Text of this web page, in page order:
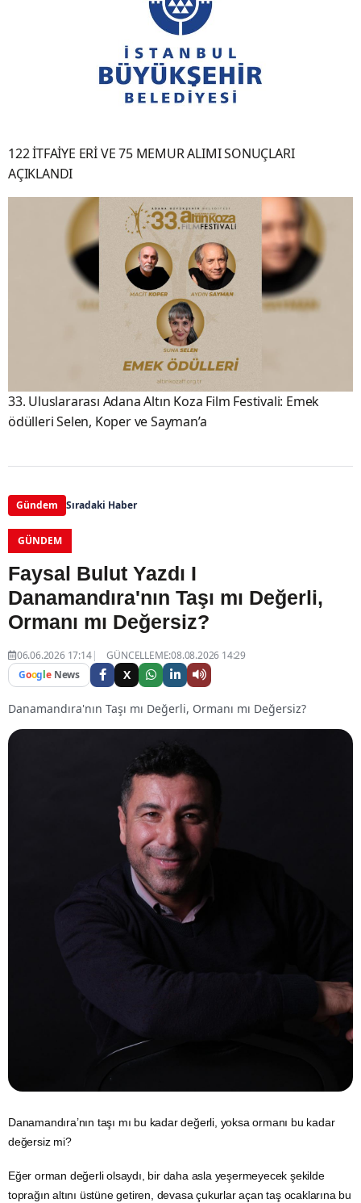
122 İTFAİYE ERİ VE 75 MEMUR ALIMI SONUÇLARI
AÇIKLANDI
33. Uluslararası Adana Altın Koza Film Festivali: Emek
ödülleri Selen, Koper ve Sayman’a
Gündem Sıradaki Haber
GÜNDEM
Faysal Bulut Yazdı I
Danamandıra'nın Taşı mı Değerli,
Ormanı mı Değersiz?
06.06.2026 17:14
GÜNCELLEME:08.08.2026 14:29
Google News X
Danamandıra'nın Taşı mı Değerli, Ormanı mı Değersiz?
Danamandıra’nın taşı mı bu kadar değerli, yoksa ormanı bu kadar
değersiz mi?
Eğer orman değerli olsaydı, bir daha asla yeşermeyecek şekilde
toprağın altını üstüne getiren, devasa çukurlar açan taş ocaklarına bu